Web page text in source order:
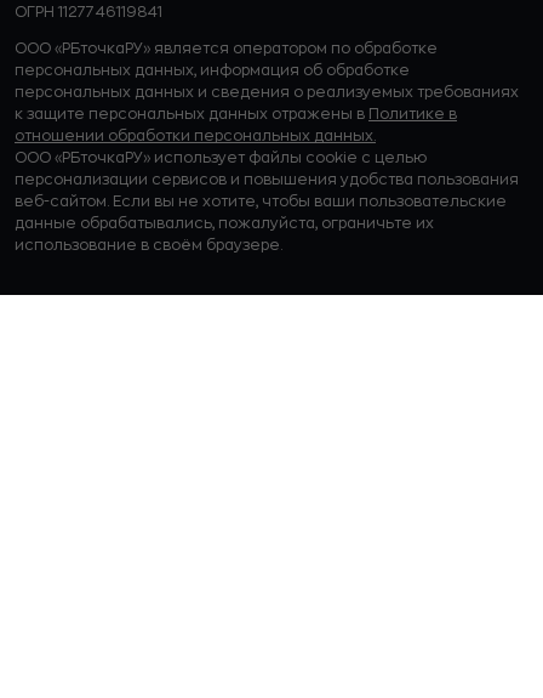
ОГРН 1127746119841
ООО «РБточкаРУ» является оператором по обработке
персональных данных, информация об обработке
персональных данных и сведения о реализуемых требованиях
к защите персональных данных отражены в Политике в
отношении обработки персональных данных.
ООО «РБточкаРУ» использует файлы cookie с целью
персонализации сервисов и повышения удобства пользования
веб-сайтом. Если вы не хотите, чтобы ваши пользовательские
данные обрабатывались, пожалуйста, ограничьте их
использование в своём браузере.